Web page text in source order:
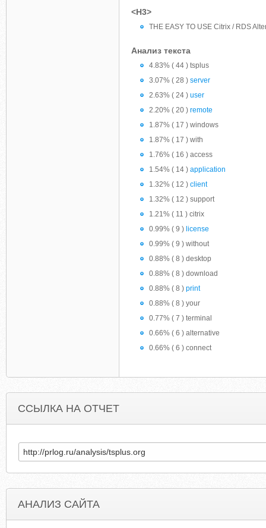
<H3>
THE EASY TO USE Citrix / RDS
Анализ текста
4.83% ( 44 ) tsplus
3.07% ( 28 ) server
2.63% ( 24 ) user
2.20% ( 20 ) remote
1.87% ( 17 ) windows
1.87% ( 17 ) with
1.76% ( 16 ) access
1.54% ( 14 ) application
1.32% ( 12 ) client
1.32% ( 12 ) support
1.21% ( 11 ) citrix
0.99% ( 9 ) license
0.99% ( 9 ) without
0.88% ( 8 ) desktop
0.88% ( 8 ) download
0.88% ( 8 ) print
0.88% ( 8 ) your
0.77% ( 7 ) terminal
0.66% ( 6 ) alternative
0.66% ( 6 ) connect
ССЫЛКА НА ОТЧЕТ
АНАЛИЗ САЙТА